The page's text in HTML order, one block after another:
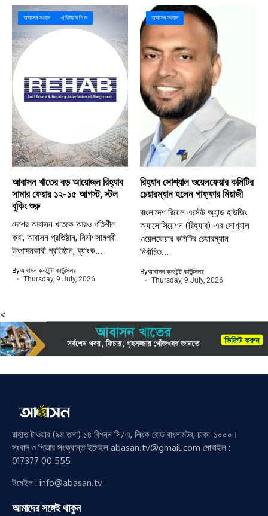
আবাসন সংবাদ এডিটরস পিক
আবাসন খাতের বড় আয়োজন রিহ্যাব
সামার ফেয়ার ১২-১৫ আগস্ট, স্টল
বুকিং শুরু
দেশের আবাসন খাতকে আরও গতিশীল
করা, আবাসন প্রতিষ্ঠান, নির্মাণসামগ্রী
উৎপাদনকারী প্রতিষ্ঠান, ব্যাংক...
Byআবাসন কনটেন্ট কাউন্সিলর
Thursday, 9 July, 2026
আবাসন সংবাদ
রিহ্যাব সোশ্যাল ওয়েলফেয়ার কমিটির
চেয়ারম্যান হলেন গাফ্ফার মিয়াজী
বাংলাদেশ রিয়েল এস্টেট অ্যান্ড হাউজিং
অ্যাসোসিয়েশন (রিহ্যাব)-এর সোশ্যাল
ওয়েলফেয়ার কমিটির চেয়ারম্যান
নির্বাচিত...
Byআবাসন কনটেন্ট কাউন্সিলর
Thursday, 9 July, 2026
<
রাহাত টাওয়ার (৯ম তলা) ১৪ বিপনন সি/এ, লিংক রোড বাংলামটর, ঢাকা-১০০০।
সংবাদ ও পিআর সংক্রান্ত ইমেইল abasan.tv@gmail.com মোবাইল :
017377 00 555
ইমেইল : info@abasan.tv
আমাদের সঙ্গেই থাকুন